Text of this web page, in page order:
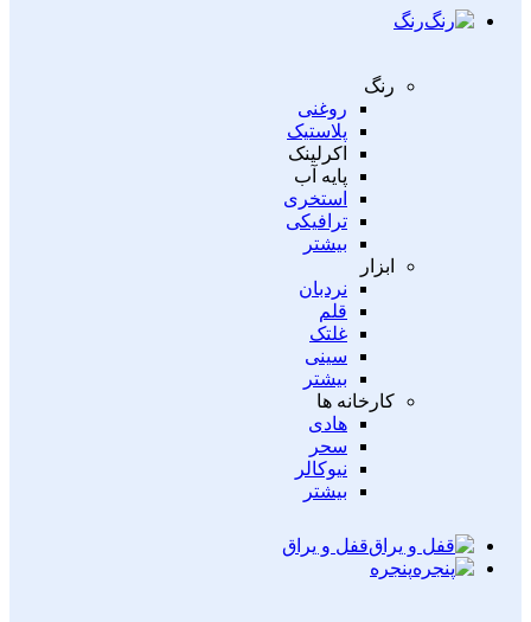
رنگ
رنگ
روغنی
پلاستیک
اکرلینک
پایه آب
استخری
ترافیکی
بیشتر
ابزار
نردبان
قلم
غلتک
سینی
بیشتر
کارخانه ها
هادی
سحر
نیوکالر
بیشتر
قفل و یراق
پنجره